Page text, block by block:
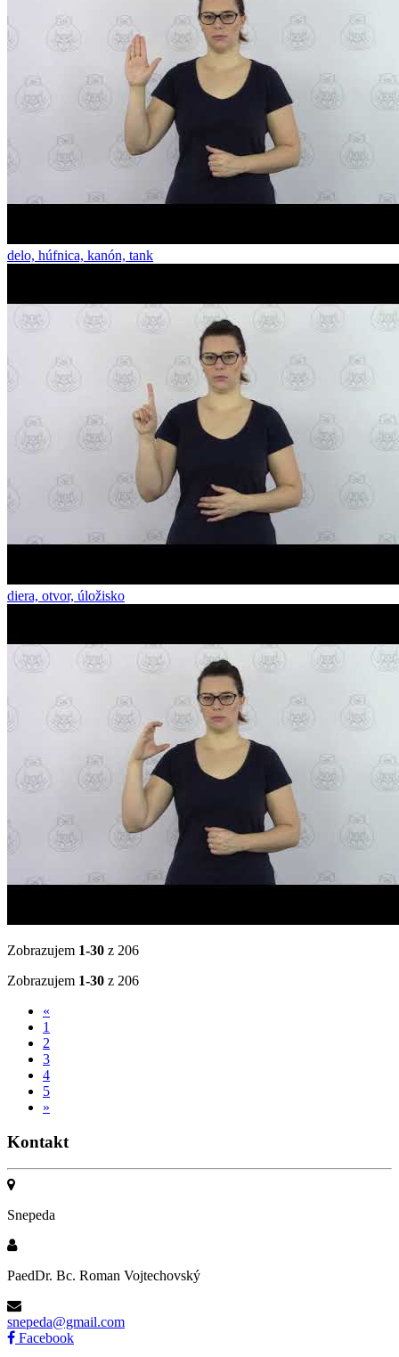
delo, húfnica, kanón, tank
diera, otvor, úložisko
Zobrazujem 1-30 z 206
Zobrazujem 1-30 z 206
«
1
2
3
4
5
»
Kontakt
Snepeda
PaedDr. Bc. Roman Vojtechovský
snepeda@gmail.com
Facebook